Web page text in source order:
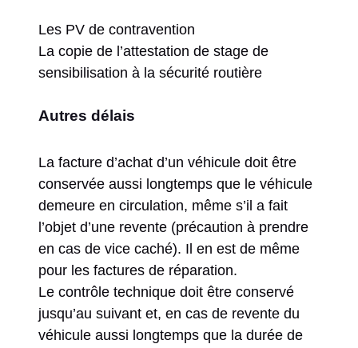
Les PV de contravention
La copie de l’attestation de stage de
sensibilisation à la sécurité routière
Autres délais
La facture d’achat d’un véhicule doit être
conservée aussi longtemps que le véhicule
demeure en circulation, même s’il a fait
l’objet d’une revente (précaution à prendre
en cas de vice caché). Il en est de même
pour les factures de réparation.
Le contrôle technique doit être conservé
jusqu’au suivant et, en cas de revente du
véhicule aussi longtemps que la durée de